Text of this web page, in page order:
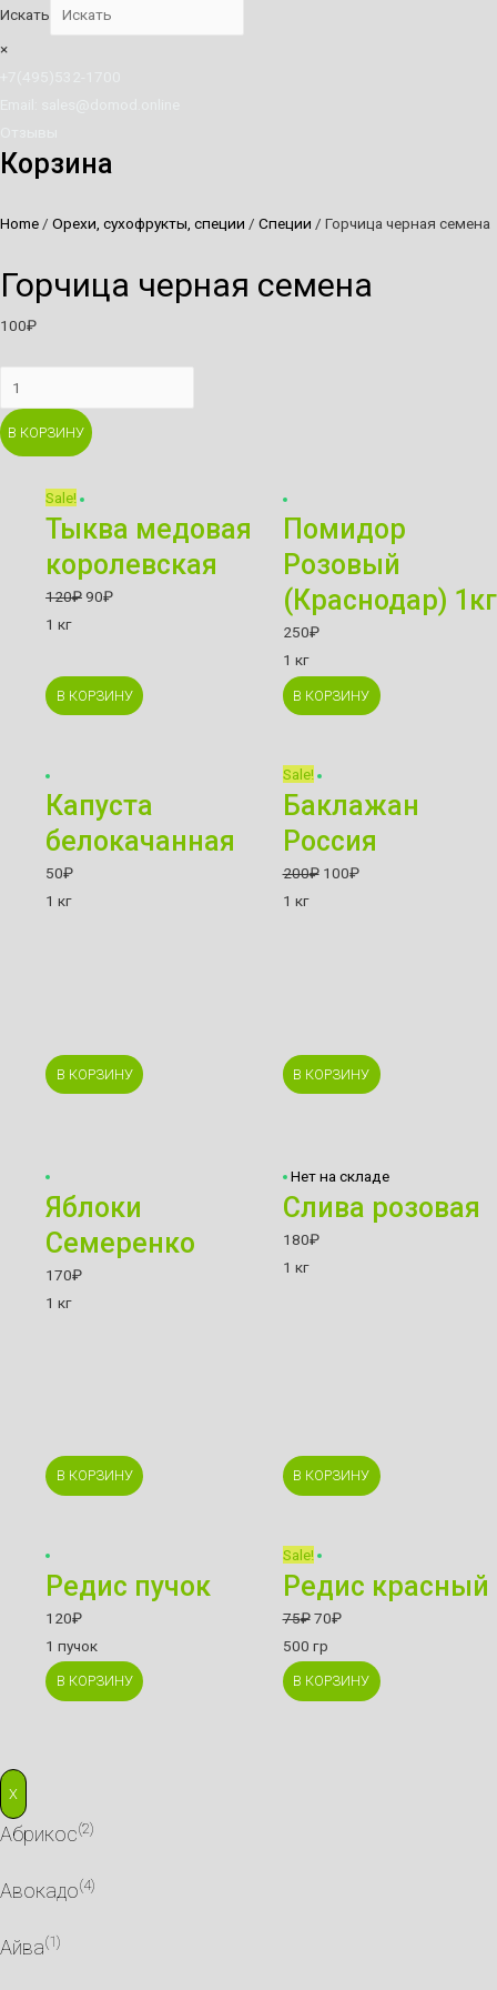
Искать
×
Корзина
Home / Орехи, сухофрукты, специи / Специи / Горчица черная семена
Горчица черная семена
100₽
черная
семена
quantity
В КОРЗИНУ
Sale!
Тыква медовая
королевская
120₽ 90₽
1 кг
В КОРЗИНУ
Помидор
Розовый
(Краснодар) 1кг
250₽
1 кг
В КОРЗИНУ
Капуста
белокачанная
50₽
1 кг
В КОРЗИНУ
Sale!
Баклажан
Россия
200₽ 100₽
1 кг
В КОРЗИНУ
Яблоки
Семеренко
170₽
1 кг
В КОРЗИНУ
Нет на складе
Слива розовая
180₽
1 кг
В КОРЗИНУ
Редис пучок
120₽
1 пучок
В КОРЗИНУ
Sale!
Редис красный
75₽ 70₽
500 гр
В КОРЗИНУ
X
Абрикос(2)
Авокадо(4)
Айва(1)